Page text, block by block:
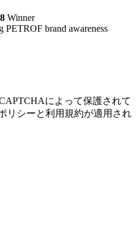
Winner
PETROF brand awareness
によって保護されて
リシーと利用規約が適用され